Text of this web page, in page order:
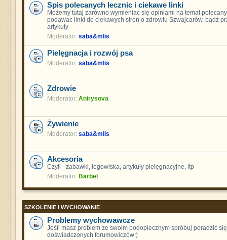
Spis polecanych lecznic i ciekawe linki
Możemy tutaj zarówno wymieniac się opiniami na temat
podawac linki do ciekawych stron o zdrowiu Szwajcarów, bądź
artykuły
Moderator: saba&mlis
Pielęgnacja i rozwój psa
Moderator: saba&mlis
Zdrowie
Moderator: Anirysova
Żywienie
Moderator: saba&mlis
Akcesoria
Czyli - zabawki, legowiska, artykuły pielęgnacyjne, itp
Moderator: Barbel
SZKOLENIE I WYCHOWANIE
Problemy wychowawcze
Jeśli masz problem ze swoim podopiecznym spróbuj poradzić
doświadczonych forumowiczów:)